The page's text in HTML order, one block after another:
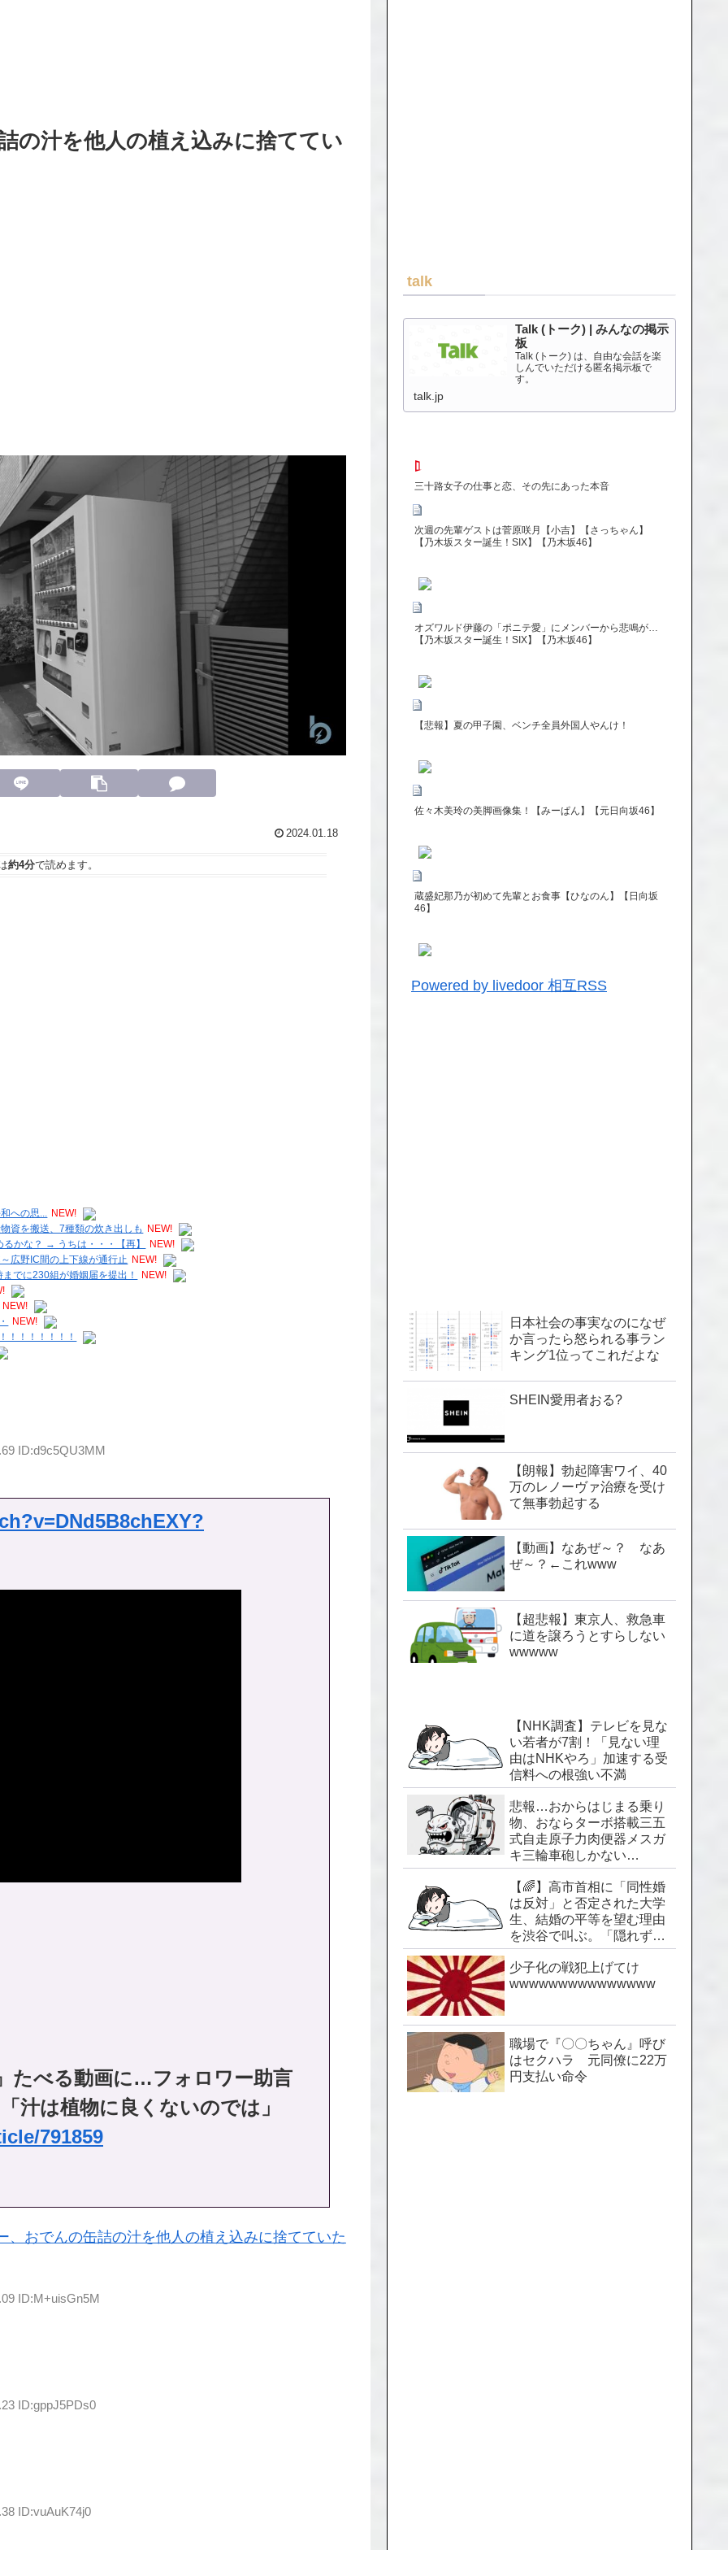
の汁を他人の植え込みに捨ててい
2024.01.18
約4分で読めます。
への思... NEW!
資を搬送、7種類の炊き出しも
NEW!
かな？ → うちは・・・【再】
NEW!
広野IC間の上下線が通行止 NEW!
でに230組が婚姻届を提出！
NEW!
NEW!
NEW!
！！！！！！！
ID:d9c5QU3MM
たべる動画に…フォロワー助言
汁は植物に良くないのでは」
791859
、おでんの缶詰の汁を他人の植え込みに捨てていた
ID:M+uisGn5M
ID:gppJ5PDs0
ID:vuAuK74j0
talk
Talk (トーク) | みんなの掲示
板
Talk (トーク) は、自由な会話を楽
しんでいただける匿名掲示板で
す。
talk.jp
三十路女子の仕事と恋、その先にあった本音
次週の先輩ゲストは菅原咲月【小吉】【さっちゃん】
【乃木坂スター誕生！SIX】【乃木坂46】
オズワルド伊藤の「ポニテ愛」にメンバーから悲鳴が…
【乃木坂スター誕生！SIX】【乃木坂46】
【悲報】夏の甲子園、ベンチ全員外国人やんけ！
佐々木美玲の美脚画像集！【みーぱん】【元日向坂46】
蔵盛妃那乃が初めて先輩とお食事【ひなのん】【日向坂
46】
Powered by livedoor 相互RSS
日本社会の事実なのになぜ
か言ったら怒られる事ラン
キング1位ってこれだよな
SHEIN愛用者おる?
【朗報】勃起障害ワイ、40
万のレノーヴァ治療を受け
て無事勃起する
【動画】なあぜ～？ なあ
ぜ～？←これwww
【超悲報】東京人、救急車
に道を譲ろうとすらしない
wwwww
【NHK調査】テレビを見な
い若者が7割！「見ない理
由はNHKやろ」加速する受
信料への根強い不満
悲報…おからはじまる乗り
物、おならターボ搭載三五
式自走原子力肉便器メスガ
キ三輪車砲しかない…
【🌈】高市首相に「同性婚
は反対」と否定された大学
生、結婚の平等を望む理由
を渋谷で叫ぶ。「隠れずに
生きられる社会を」
少子化の戦犯上げてけ
wwwwwwwwwwwwwww
職場で『〇〇ちゃん』呼び
はセクハラ 元同僚に22万
円支払い命令